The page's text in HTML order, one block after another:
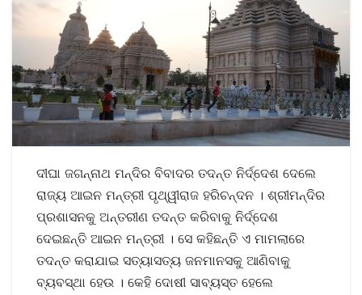
ଦୀଘା ଜଗନ୍ନାଥ ମନ୍ଦିର ବିବାଦର ତଦନ୍ତ ନିର୍ଦ୍ଦେଶ ଦେଲେ
ରାଜ୍ୟ ଆଇନ ମନ୍ତ୍ରୀ ପୃଥ୍ୱୀରାଜ ହରିଚନ୍ଦନ । ଶ୍ରୀମନ୍ଦିର
ପ୍ରଶାସନକୁ ଅନ୍ତରୀଣ ତଦନ୍ତ କରିବାକୁ ନିର୍ଦ୍ଦେଶ
ଦେଇଛନ୍ତି ଆଇନ ମନ୍ତ୍ରୀ । ସେ କହିଛନ୍ତି ଏ ମାମଲାରେ
ତଦନ୍ତ କରାଯାଇ ସତ୍ୟାସତ୍ୟ ଜନମାନସକୁ ଆଣିବାକୁ
ବ୍ୟବସ୍ଥା ହେଉ । କେହି ଦୋଷୀ ସାବ୍ୟସ୍ତ ହେଲେ